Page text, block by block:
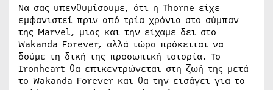
Να σας υπενθυμίσουμε, ότι η Thorne είχε
εμφανιστεί πριν από τρία χρόνια στο σύμπαν
της Marvel, μιας και την είχαμε δει στο
Wakanda Forever, αλλά τώρα πρόκειται να
δούμε τη δική της προσωπική ιστορία. Το
Ironheart θα επικεντρώνεται στη ζωή της μετά
το Wakanda Forever και θα την εισάγει για τα